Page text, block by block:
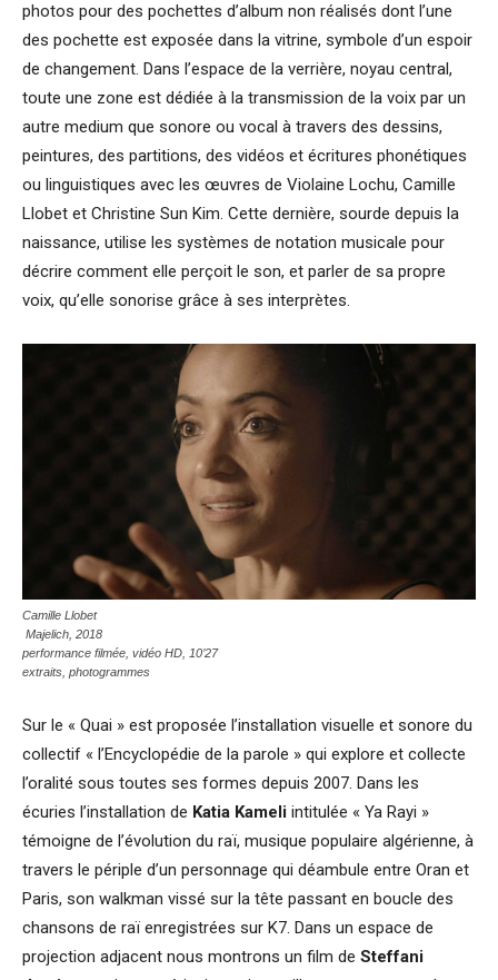
photos pour des pochettes d’album non réalisés dont l’une
des pochette est exposée dans la vitrine, symbole d’un espoir
de changement. Dans l’espace de la verrière, noyau central,
toute une zone est dédiée à la transmission de la voix par un
autre medium que sonore ou vocal à travers des dessins,
peintures, des partitions, des vidéos et écritures phonétiques
ou linguistiques avec les œuvres de Violaine Lochu, Camille
Llobet et Christine Sun Kim. Cette dernière, sourde depuis la
naissance, utilise les systèmes de notation musicale pour
décrire comment elle perçoit le son, et parler de sa propre
voix, qu’elle sonorise grâce à ses interprètes.
Camille Llobet
Majelich , 2018
performance filmée, vidéo HD, 10’27
extraits, photogrammes
Sur le « Quai » est proposée l’installation visuelle et sonore du
collectif « l’Encyclopédie de la parole » qui explore et collecte
l’oralité sous toutes ses formes depuis 2007. Dans les
écuries l’installation de Katia Kameli intitulée « Ya Rayi »
témoigne de l’évolution du raï, musique populaire algérienne, à
travers le périple d’un personnage qui déambule entre Oran et
Paris, son walkman vissé sur la tête passant en boucle des
chansons de raï enregistrées sur K7. Dans un espace de
projection adjacent nous montrons un film de Steffani